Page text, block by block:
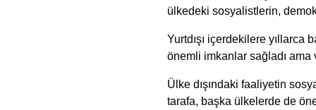
ülkedeki sosyalistlerin,
Yurtdışı içerdekilere yıllarca
önemli imkanlar sağladı ama
Ülke dışındaki faaliyetin
tarafa, başka ülkelerde de